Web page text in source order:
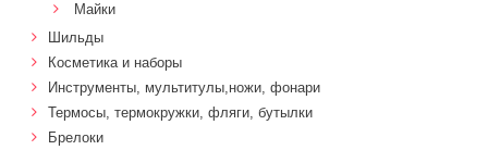
Майки
Шильды
Косметика и наборы
Инструменты, мультитулы,ножи, фонари
Термосы, термокружки, фляги, бутылки
Брелоки